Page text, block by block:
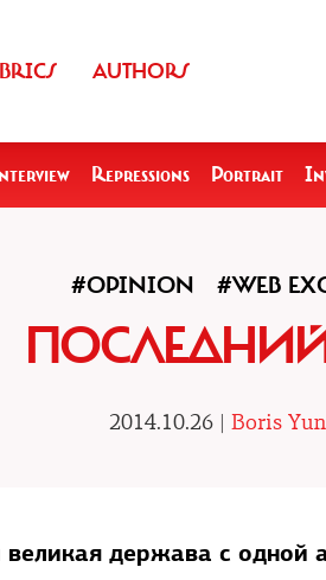
AUTHORS
Repressions Portrait
#OPINION #WEB
ПОСЛЕДНИЙ
2014.10.26 | Boris
держава с одной